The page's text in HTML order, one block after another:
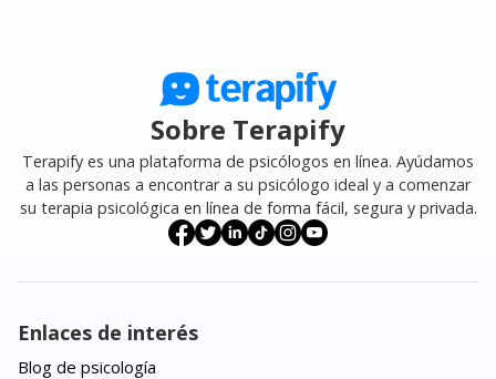
Sobre Terapify
Terapify es una plataforma de psicólogos en línea. Ayúdamos
a las personas a encontrar a su psicólogo ideal y a comenzar
su terapia psicológica en línea de forma fácil, segura y privada.
Enlaces de interés
Blog de psicología